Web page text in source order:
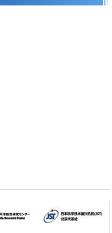
体，可作为电池电极材料
沿线板块边界锁定状态存在区域
一线实际情况和需求分配99.3亿
压症”恶化的蛋白质“MYL9/12”，
，可应用于量子计算机
构建网络将其打造为下一代社会
进